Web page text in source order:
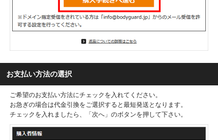
お支払い方法の選択
ご希望のお支払い方法にチェックを入れてください。
お急ぎの場合は代金引換をご選択すると最短発送となります。
チェックを入れましたら、「次へ」のボタンを押して下さい。